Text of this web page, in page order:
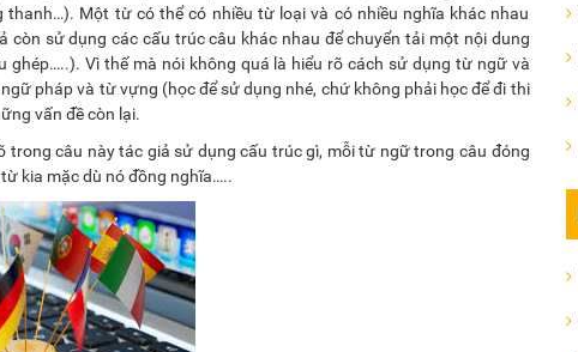
Một từ có thể có nhiều từ loại và có nhiều nghĩa khác nhau
sử dụng các cấu trúc câu khác nhau để chuyển tải một nội dung
ghép…..). Vì thế mà nói không quá là hiểu rõ cách sử dụng từ ngữ và
pháp và từ vựng (học để sử dụng nhé, chứ không phải học để đi thi
vấn đề còn lại.
câu này tác giả sử dụng cấu trúc gì, mỗi từ ngữ trong câu đóng
kia mặc dù nó đồng nghĩa…..